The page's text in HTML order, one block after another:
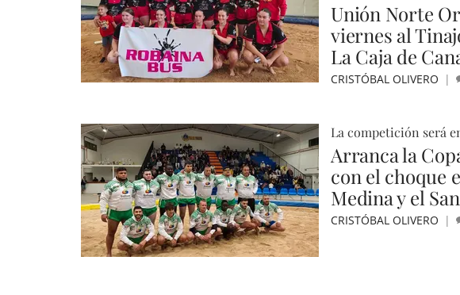
Unión Norte
viernes al
La Caja de
CRISTÓBAL OLIVERO
La competición será
Arranca la
con el choque
Medina y el
CRISTÓBAL OLIVERO